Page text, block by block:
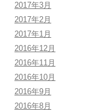
2017年3月
2017年2月
2017年1月
2016年12月
2016年11月
2016年10月
2016年9月
2016年8月